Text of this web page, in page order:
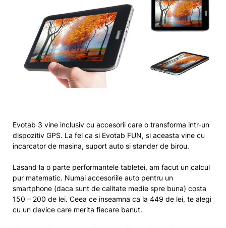
Evotab 3 vine inclusiv cu accesorii care o transforma intr-un
dispozitiv GPS. La fel ca si Evotab FUN, si aceasta vine cu
incarcator de masina, suport auto si stander de birou.
Lasand la o parte performantele tabletei, am facut un calcul
pur matematic. Numai accesoriile auto pentru un
smartphone (daca sunt de calitate medie spre buna) costa
150 – 200 de lei. Ceea ce inseamna ca la 449 de lei, te alegi
cu un device care merita fiecare banut.